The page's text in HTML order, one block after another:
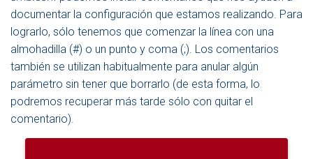
documentar la configuración que estamos realizando. Para
lograrlo, sólo tenemos que comenzar la línea con una
almohadilla (#) o un punto y coma (;). Los comentarios
también se utilizan habitualmente para anular algún
parámetro sin tener que borrarlo (de esta forma, lo
podremos recuperar más tarde sólo con quitar el
comentario).